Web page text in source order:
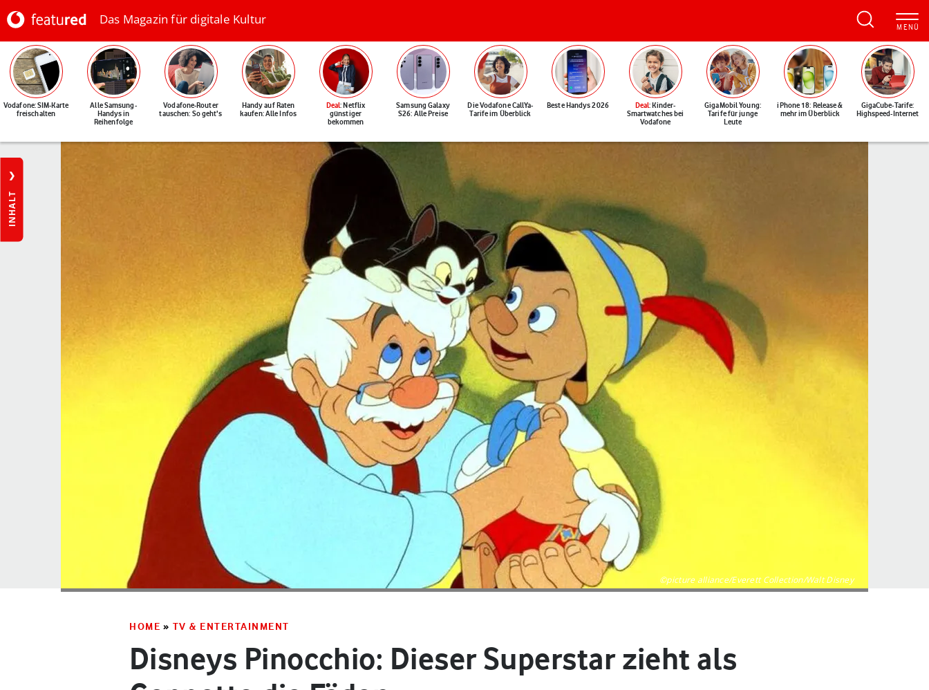
Das Magazin für digitale Kultur
Vodafone: SIM-Karte
freischalten
Alle Samsung-
Handys in
Reihenfolge
Vodafone-Router
tauschen: So geht's
Handy auf Raten
kaufen: Alle Infos
Deal: Netflix
günstiger
bekommen
Samsung Galaxy
S26: Alle Preise
Die Vodafone CallYa-
Tarife im Überblick
Beste Handys 2026 Deal: Kinder-
Smartwatches bei
Vodafone
GigaMobil Young:
Tarife für junge
Leute
iPhone 18: Release &
mehr im Überblick
GigaCube-Tarife:
Highspeed-Internet
INHALT
©picture alliance/Everett Collection/Walt Disney
HOME » TV & ENTERTAINMENT
Disneys Pinocchio: Dieser Superstar zieht als